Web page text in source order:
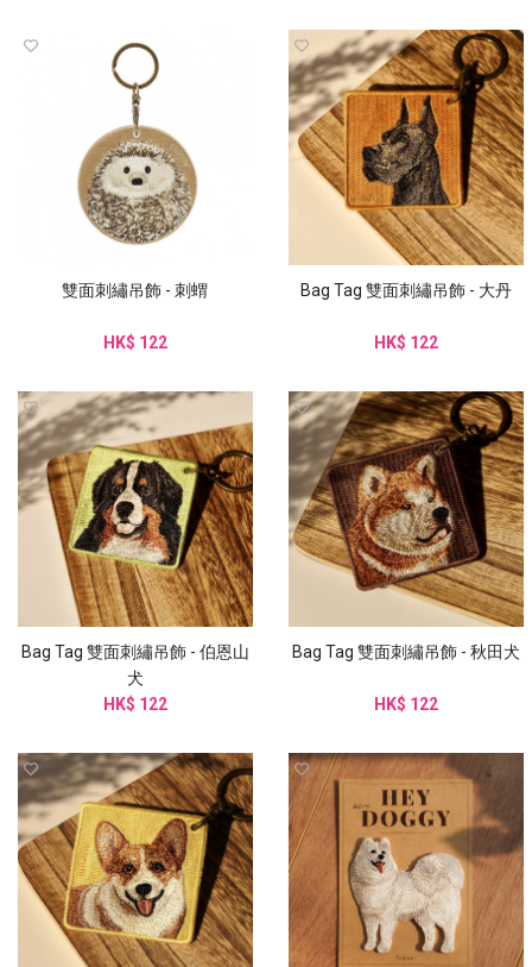
雙面刺繡吊飾 - 刺蝟
HK$ 122
Bag Tag 雙面刺繡吊飾 - 大丹
HK$ 122
Bag Tag 雙面刺繡吊飾 - 伯恩山
犬
HK$ 122
Bag Tag 雙面刺繡吊飾 - 秋田犬
HK$ 122